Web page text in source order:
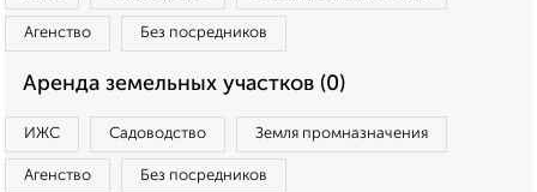
Агенство Без посредников
Аренда земельных участков (0)
ИЖС Садоводство Земля промназначения
Агенство Без посредников